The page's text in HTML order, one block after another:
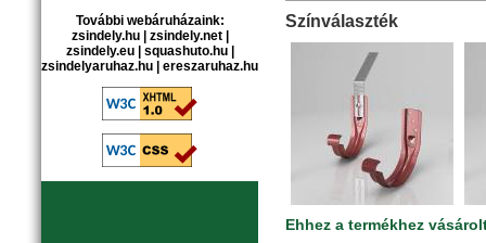
További webáruházaink:
zsindely.hu| zsindely.net|
zsindely.eu| squashuto.hu|
zsindelyaruhaz.hu
ereszaruhaz.hu
Színválaszték
Ehhez a termékhez